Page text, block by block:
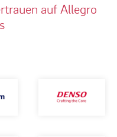
auf Allegro